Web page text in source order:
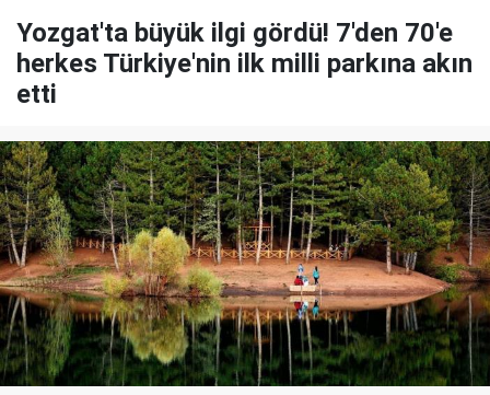
Yozgat'ta büyük ilgi gördü! 7'den 70'e
herkes Türkiye'nin ilk milli parkına akın
etti